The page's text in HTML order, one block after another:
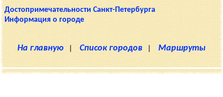
Достопримечательности Санкт-Петербурга
Информация о городе
На главную | Список городов | Маршруты